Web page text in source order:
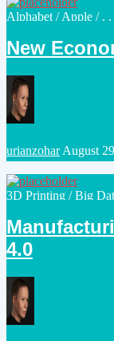
Posted
Alphabet /Apple / . .
New
Posted
by
urianzohar August
Posted
3D Printing /Big
4.0